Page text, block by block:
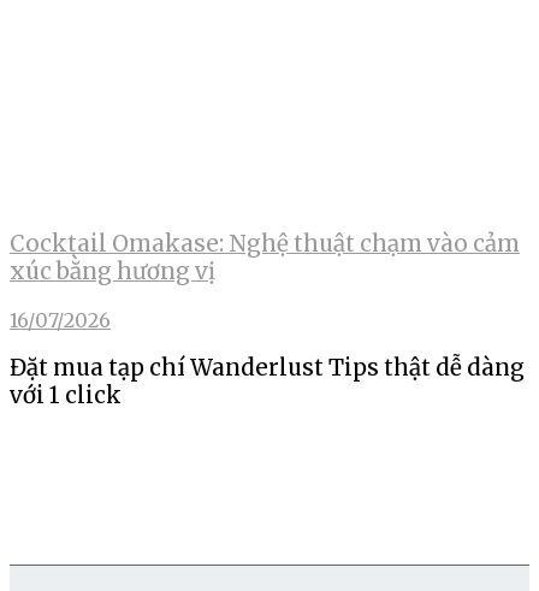
Cocktail Omakase: Nghệ thuật chạm vào cảm
xúc bằng hương vị
16/07/2026
Đặt mua tạp chí Wanderlust Tips thật dễ dàng
với 1 click